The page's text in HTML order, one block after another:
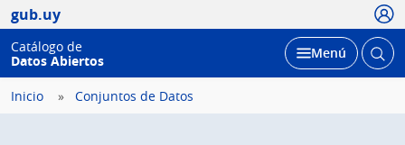
gub.uy
Catálogo de
Datos Abiertos
Desplegar
Menú Abrir
Inicio Conjuntos de Datos